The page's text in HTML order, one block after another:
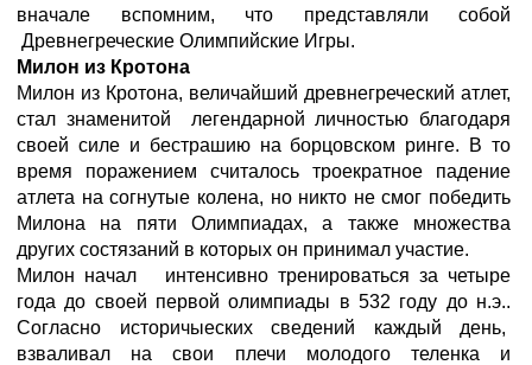
вначале вспомним, что представляли собой
Древнегреческие Олимпийские Игры.
Милон из Кротона
Милон из Кротона, величайший древнегреческий атлет,
стал знаменитой легендарной личностью благодаря
своей силе и бестрашию на борцовском ринге. В то
время поражением считалось троекратное падение
атлета на согнутые колена, но никто не смог победить
Милона на пяти Олимпиадах, а также множества
других состязаний в которых он принимал участие.
Милон начал интенсивно тренироваться за четыре
года до своей первой олимпиады в 532 году до н.э..
Согласно историчыеских сведений каждый день,
взваливал на свои плечи молодого теленка и